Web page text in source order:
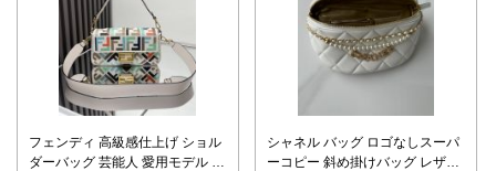
フェンディ 高級感仕上げ ショル
ダーバッグ 芸能人 愛用モデル 高
シャネル バッグ ロゴなしスーパ
ーコピー 斜め掛けバッグ レザー